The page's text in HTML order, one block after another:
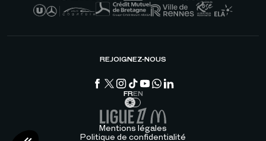
REJOIGNEZ-NOUS
FREN
Mentions légales
Politique de confidentialité